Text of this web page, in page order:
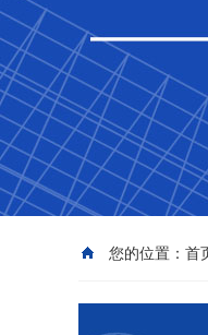
您的位置： 首